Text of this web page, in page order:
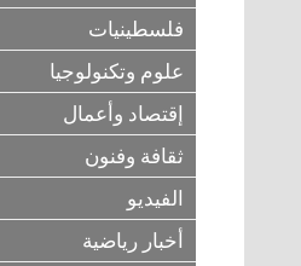
فلسطينيات
علوم وتكنولوجيا
إقتصاد وأعمال
ثقافة وفنون
الفيديو
أخبار رياضية